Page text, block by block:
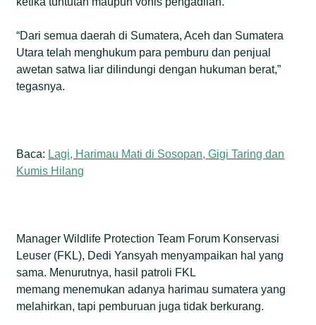
“Dari semua daerah di Sumatera, Aceh dan Sumatera
Utara telah menghukum para pemburu dan penjual
awetan satwa liar dilindungi dengan hukuman berat,”
tegasnya.
Baca: Lagi, Harimau Mati di Sosopan, Gigi Taring dan
Kumis Hilang
Manager Wildlife Protection Team Forum Konservasi
Leuser (FKL), Dedi Yansyah menyampaikan hal yang
sama. Menurutnya, hasil patroli FKL
memang menemukan adanya harimau sumatera yang
melahirkan, tapi pemburuan juga tidak berkurang.